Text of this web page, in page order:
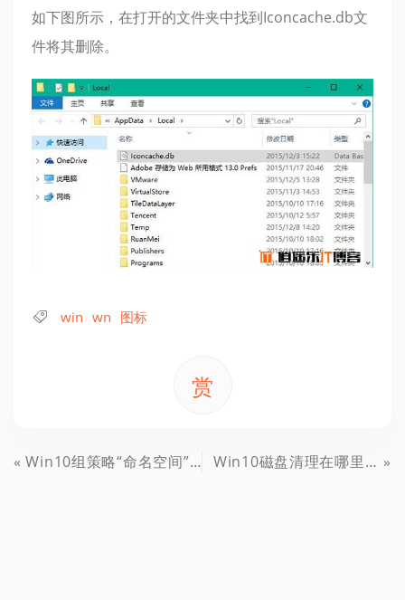
如下图所示，在打开的文件夹中找到Iconcache.db文
件将其删除。
win wn 图标
赏
Win10组策略“命名空间”占用如何解决？ Win10磁盘清理在哪里 Win10磁盘清理选项消失怎么办